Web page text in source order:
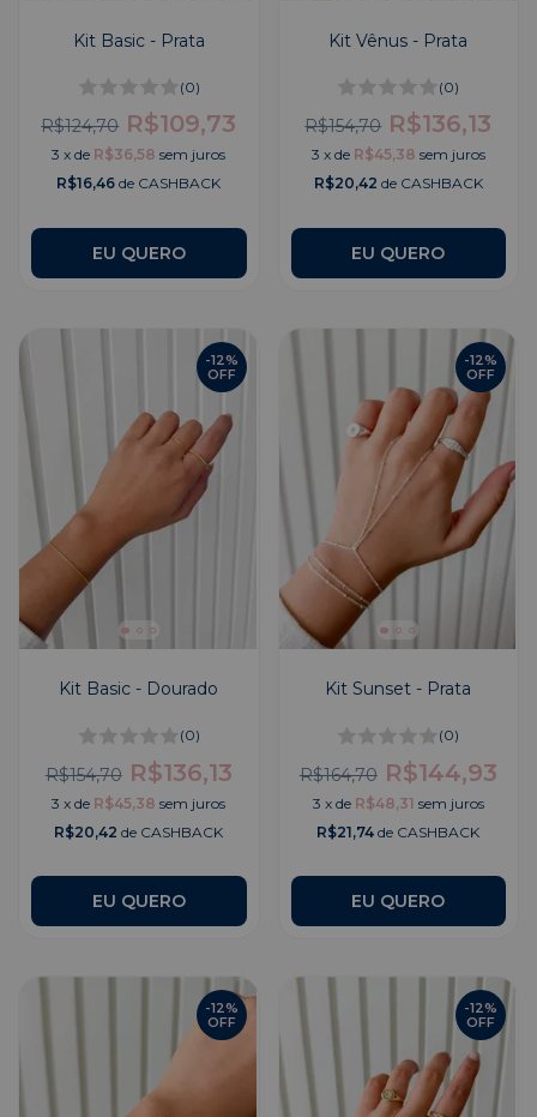
Kit Basic - Prata
(0)
R$124,70 R$109,73
3 xde R$36,58 sem juros
R$16,46 de CASHBACK
EU QUERO
Kit Vênus - Prata
(0)
R$154,70 R$136,13
3 x de R$45,38 sem juros
R$20,42 de CASHBACK
Kit Basic - Dourado
(0)
R$154,70R$136,13
-12%
OFF
3 xde R$45,38 sem juros
R$20,42 de CASHBACK
EU QUERO
Kit Sunset - Prata
(0)
R$164,70R$144,93
-12%
OFF
3 x de R$48,31 sem juros
R$21,74 de CASHBACK
-12%
OFF
-12%
OFF